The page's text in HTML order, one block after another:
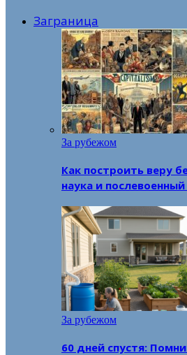
Заграница
За рубежом
Как построить веру
наука и
За рубежом
60 дней спустя: